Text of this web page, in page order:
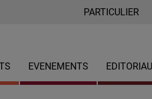
PARTICULIER
EVENEMENTS